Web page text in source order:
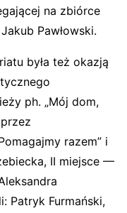
na zbiórce
Pawłowski.
była też okazją
ph. „Mój dom,
razem” i
II miejsce —
Patryk Furmański,